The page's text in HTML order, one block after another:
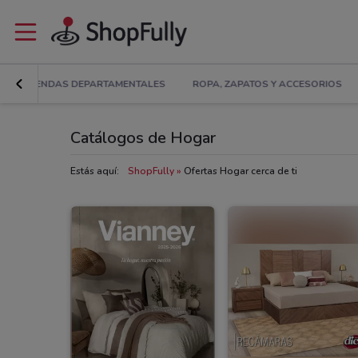
TIENDAS DEPARTAMENTALES ROPA, ZAPATOS Y ACCESORIOS
Catálogos de Hogar
Estás aquí: ShopFully Ofertas Hogar cerca de ti